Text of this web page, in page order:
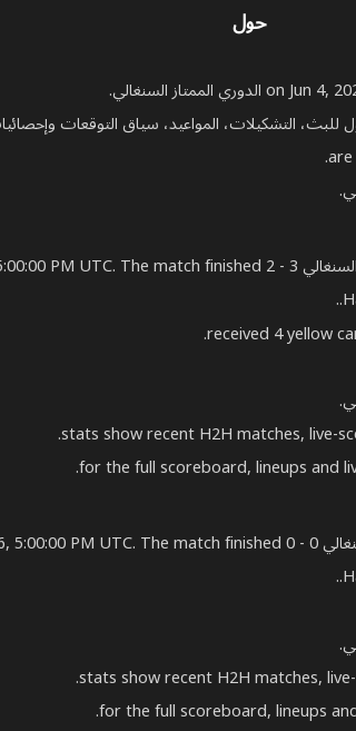
حول
للبث، التشكيلات، المواعيد، سياق التوقعات